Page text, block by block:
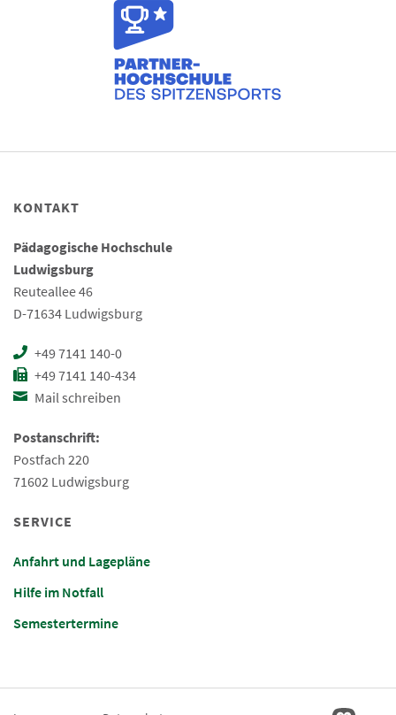
KONTAKT
Pädagogische Hochschule
Ludwigsburg
Reuteallee 46
D-71634 Ludwigsburg
+49 7141 140-0
+49 7141 140-434
Mail schreiben
Postanschrift:
Postfach 220
71602 Ludwigsburg
SERVICE
Anfahrt und Lagepläne
Hilfe im Notfall
Semestertermine